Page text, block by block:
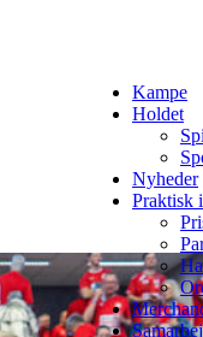
Kampe
Holdet
Nyheder
Praktisk